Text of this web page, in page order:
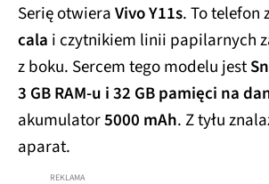
Serię otwieraVivo Y11s. To telefon
cala i czytnikiem linii papilarnych
z boku. Sercem tego modelu jest
3 GB RAM-u i 32 GB pamięci na
akumulator5000 mAh. Z tyłu
aparat.